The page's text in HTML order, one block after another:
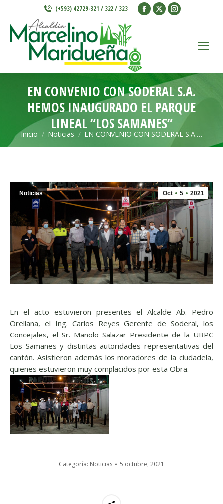
(+593) 42729-321 / 322 / 323
Facebook
window
X
window
Instagram
window
EN CONVENIO CON SODERAL S.A.
HEMOS INAUGURADO EL PARQUE
LINEAL “LOS SAMANES”
Estás aquí:
Inicio Noticias EN CONVENIO CON SODERAL S.A.…
Oct 5 2021
Noticias
En el acto estuvieron presentes el Alcalde Ab. Pedro
Orellana, el Ing. Carlos Reyes Gerente de Soderal, los
Concejales, el Sr. Manolo Salazar Presidente de la UBPC
Los Samanes y distintas autoridades representativas del
cantón. Asistieron además los moradores de la ciudadela,
quienes estuvieron muy complacidos por esta Obra.
Categoría: Noticias 5 octubre, 2021